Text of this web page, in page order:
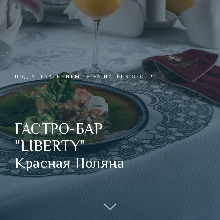
ПОД УПРАВЛЕНИЕМ "VIVA HOTELS GROUP"
ГАСТРО-БАР
"LIBERTY"
Красная Поляна